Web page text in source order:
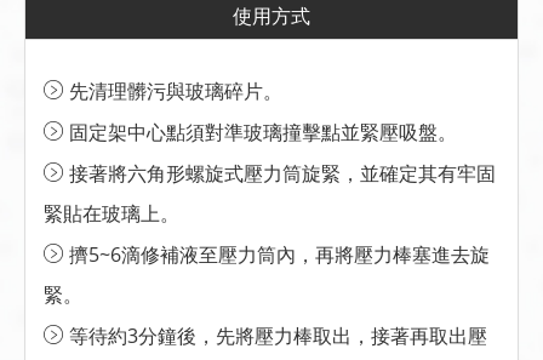
使用方式
先清理髒污與玻璃碎片。
固定架中心點須對準玻璃撞擊點並緊壓吸盤。
接著將六角形螺旋式壓力筒旋緊，並確定其有牢固
緊貼在玻璃上。
擠5~6滴修補液至壓力筒內，再將壓力棒塞進去旋
緊。
等待約3分鐘後，先將壓力棒取出，接著再取出壓